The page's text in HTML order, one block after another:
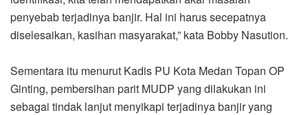
penyebab terjadinya banjir. Hal ini harus secepatnya
diselesaikan, kasihan masyarakat,” kata Bobby Nasution.
Sementara itu menurut Kadis PU Kota Medan Topan OP
Ginting, pembersihan parit MUDP yang dilakukan ini
sebagai tindak lanjut menyikapi terjadinya banjir yang